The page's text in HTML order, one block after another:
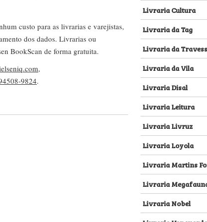
custo para as livrarias e varejistas,
dos dados. Livrarias ou
BookScan de forma gratuita.
,
9824.
Livraria Cultura
Livraria da Tag
Livraria da
Livraria da Vila
Livraria Disal
Livraria Leitura
Livraria Livruz
Livraria Loyola
Livraria Martins
Livraria
Livraria Nobel